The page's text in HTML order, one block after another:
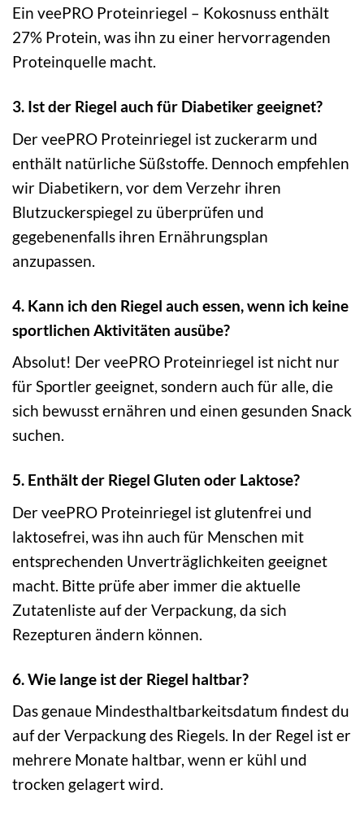
Ein veePRO Proteinriegel – Kokosnuss enthält
27% Protein, was ihn zu einer hervorragenden
Proteinquelle macht.
3. Ist der Riegel auch für Diabetiker geeignet?
Der veePRO Proteinriegel ist zuckerarm und
enthält natürliche Süßstoffe. Dennoch empfehlen
wir Diabetikern, vor dem Verzehr ihren
Blutzuckerspiegel zu überprüfen und
gegebenenfalls ihren Ernährungsplan
anzupassen.
4. Kann ich den Riegel auch essen, wenn ich keine
sportlichen Aktivitäten ausübe?
Absolut! Der veePRO Proteinriegel ist nicht nur
für Sportler geeignet, sondern auch für alle, die
sich bewusst ernähren und einen gesunden Snack
suchen.
5. Enthält der Riegel Gluten oder Laktose?
Der veePRO Proteinriegel ist glutenfrei und
laktosefrei, was ihn auch für Menschen mit
entsprechenden Unverträglichkeiten geeignet
macht. Bitte prüfe aber immer die aktuelle
Zutatenliste auf der Verpackung, da sich
Rezepturen ändern können.
6. Wie lange ist der Riegel haltbar?
Das genaue Mindesthaltbarkeitsdatum findest du
auf der Verpackung des Riegels. In der Regel ist er
mehrere Monate haltbar, wenn er kühl und
trocken gelagert wird.